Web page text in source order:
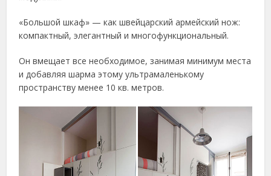
«Большой шкаф» — как швейцарский армейский нож:
компактный, элегантный и многофункциональный.
Он вмещает все необходимое, занимая минимум места
и добавляя шарма этому ультрамаленькому
пространству менее 10 кв. метров.